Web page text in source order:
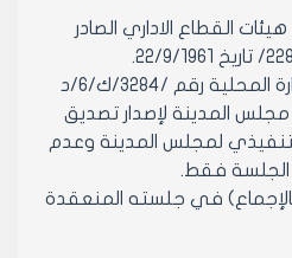
القطاع الاداري الصادر
- وعلى توجيهات وزارة الإدارة المحلية رقم /3284/ك/6/د
الى مجلس المدينة لإصدار تصديق
لمجلس المدينة وعدم
الجلسة فقط.
في جلسته المنعقدة